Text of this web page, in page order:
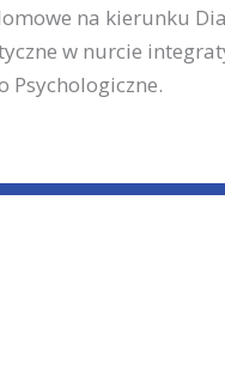
na kierunku
w nurcie
Psychologiczne.